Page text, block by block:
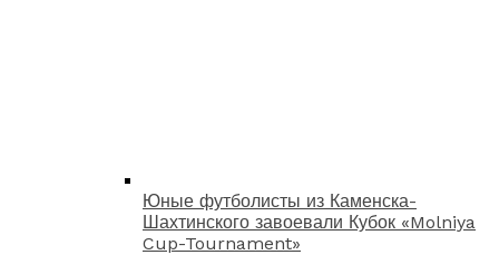
Юные футболисты из Каменска-
Шахтинского завоевали Кубок «Molniya
Cup-Tournament»